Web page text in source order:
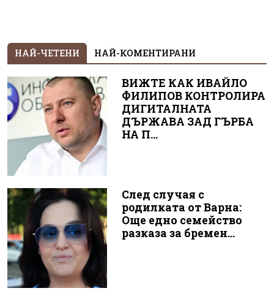
НАЙ-ЧЕТЕНИ НАЙ-КОМЕНТИРАНИ
ВИЖТЕ КАК ИВАЙЛО
ФИЛИПОВ КОНТРОЛИРА
ДИГИТАЛНАТА
ДЪРЖАВА ЗАД ГЪРБА
НА П...
След случая с
родилката от Варна:
Още едно семейство
разказа за бремен...